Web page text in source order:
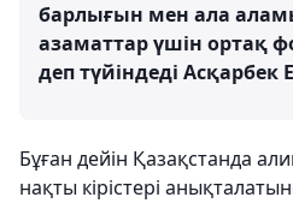
барлығын мен ала
азаматтар үшін ортақ
деп түйіндеді Асқарбек
Бұған дейін Қазақстанда
нақты кірістері